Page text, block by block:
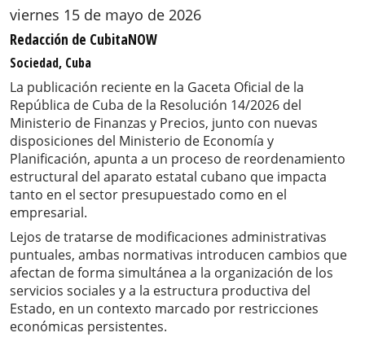
viernes 15 de mayo de 2026
Redacción de CubitaNOW
Sociedad, Cuba
La publicación reciente en la Gaceta Oficial de la
República de Cuba de la Resolución 14/2026 del
Ministerio de Finanzas y Precios, junto con nuevas
disposiciones del Ministerio de Economía y
Planificación, apunta a un proceso de reordenamiento
estructural del aparato estatal cubano que impacta
tanto en el sector presupuestado como en el
empresarial.
Lejos de tratarse de modificaciones administrativas
puntuales, ambas normativas introducen cambios que
afectan de forma simultánea a la organización de los
servicios sociales y a la estructura productiva del
Estado, en un contexto marcado por restricciones
económicas persistentes.